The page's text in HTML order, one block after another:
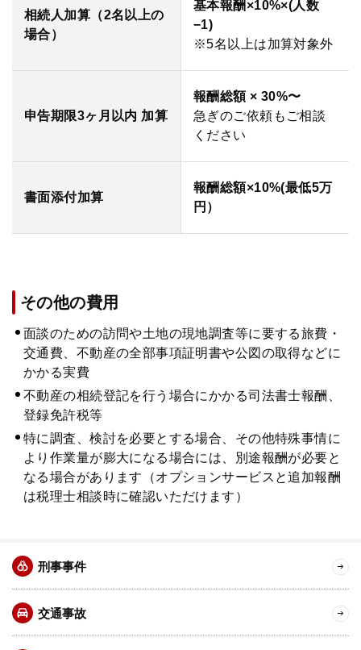
相続人加算（2名以上の
場合）
基本報酬×10%×(人数
−1)
※5名以上は加算対象外
申告期限3ヶ月以内 加算
報酬総額 × 30%〜
急ぎのご依頼もご相談
ください
書面添付加算
報酬総額×10%(最低5万
円）
その他の費用
面談のための訪問や土地の現地調査等に要する旅費・
交通費、不動産の全部事項証明書や公図の取得などに
かかる実費
不動産の相続登記を行う場合にかかる司法書士報酬、
登録免許税等
特に調査、検討を必要とする場合、その他特殊事情に
より作業量が膨大になる場合には、別途報酬が必要と
なる場合があります（オプションサービスと追加報酬
は税理士相談時に確認いただけます）
刑事事件
交通事故